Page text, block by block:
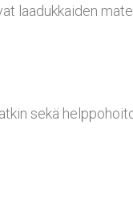
laadukkaiden
sekä